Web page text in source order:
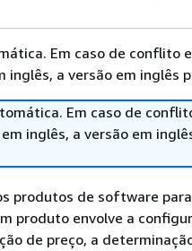
Em caso de conflito
a versão em inglês
Em caso de
inglês, a versão em
produtos de software
produto envolve a
de preço, a